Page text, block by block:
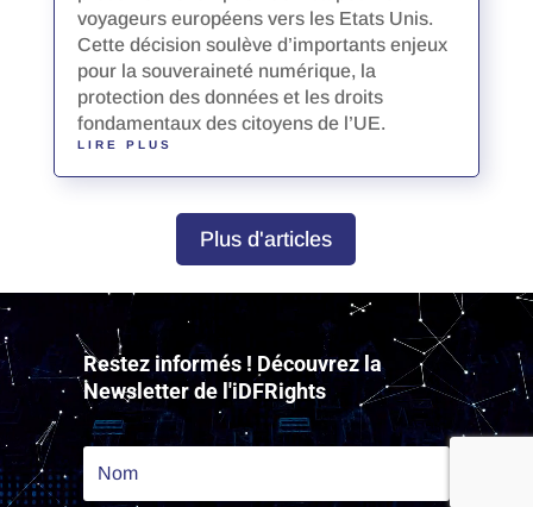
voyageurs européens vers les Etats Unis.
Cette décision soulève d’importants enjeux
pour la souveraineté numérique, la
protection des données et les droits
fondamentaux des citoyens de l’UE.
LIRE PLUS
Plus d'articles
Lecteur
Restez informés ! Découvrez la
Newsletter de l'iDFRights